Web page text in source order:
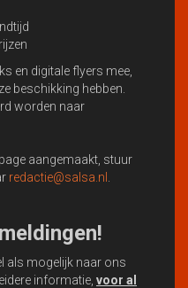
en digitale flyers mee,
beschikking hebben.
worden naar
aangemaakt, stuur
redactie@salsa.nl
als mogelijk naar ons
informatie, voor al